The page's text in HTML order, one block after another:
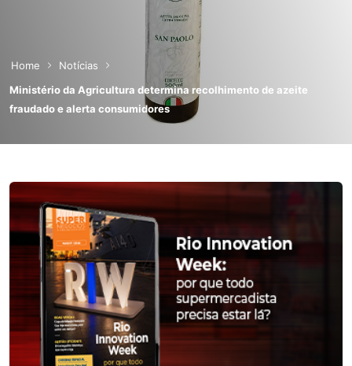
Home
Notícias
Ministério da Agricultura determina recolhimento de azeite
fraudado e alerta consumidores